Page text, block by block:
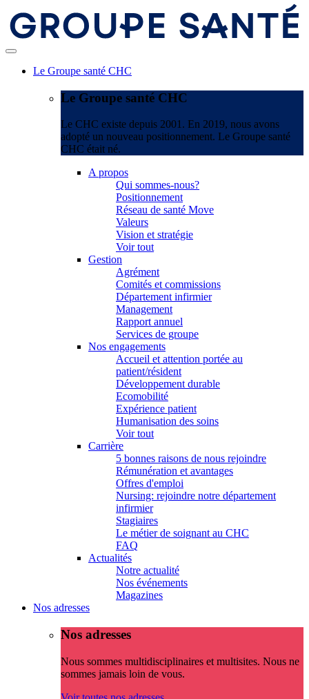
Le Groupe santé CHC
Le Groupe santé CHC
Le CHC existe depuis 2001. En 2019, nous avons
adopté un nouveau positionnement. Le Groupe santé
CHC était né.
A propos
Qui sommes-nous?
Positionnement
Réseau de santé Move
Valeurs
Vision et stratégie
Voir tout
Gestion
Agrément
Comités et commissions
Département infirmier
Management
Rapport annuel
Services de groupe
Nos engagements
Accueil et attention portée au
patient/résident
Développement durable
Ecomobilité
Expérience patient
Humanisation des soins
Voir tout
Carrière
5 bonnes raisons de nous rejoindre
Rémunération et avantages
Offres d'emploi
Nursing: rejoindre notre département
infirmier
Stagiaires
Le métier de soignant au CHC
FAQ
Actualités
Notre actualité
Nos événements
Magazines
Nos adresses
Nos adresses
Nous sommes multidisciplinaires et multisites. Nous ne
sommes jamais loin de vous.